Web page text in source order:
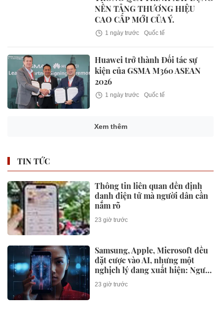
NỀN TẢNG THƯƠNG HIỆU
CAO CẤP MỚI CỦA Ý.
1 ngày trước Quốc tế
Huawei trở thành Đối tác sự
kiện của GSMA M360 ASEAN
2026
1 ngày trước Quốc tế
Xem thêm
TIN TỨC
Thông tin liên quan đến định
danh điện tử mà người dân cần
nắm rõ
23 giờ trước
Samsung, Apple, Microsoft đều
đặt cược vào AI, nhưng một
nghịch lý đang xuất hiện: Người
mua không phải lúc nào cũng
dùng
23 giờ trước